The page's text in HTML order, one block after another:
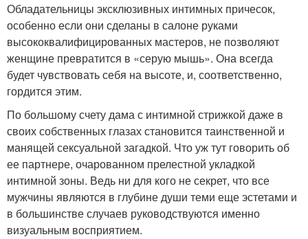
Обладательницы эксклюзивных интимных причесок,
особенно если они сделаны в салоне руками
высококвалифицированных мастеров, не позволяют
женщине превратится в «серую мышь». Она всегда
будет чувствовать себя на высоте, и, соответственно,
гордится этим.
По большому счету дама с интимной стрижкой даже в
своих собственных глазах становится таинственной и
манящей сексуальной загадкой. Что уж тут говорить об
ее партнере, очарованном прелестной укладкой
интимной зоны. Ведь ни для кого не секрет, что все
мужчины являются в глубине души теми еще эстетами и
в большинстве случаев руководствуются именно
визуальным восприятием.